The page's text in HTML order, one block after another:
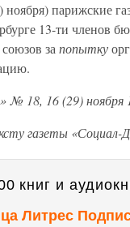
ноября) парижские
13-ти членов
за попытку
№ 18, 16 (29) ноября
газеты «Социал-
книг и
Литрес